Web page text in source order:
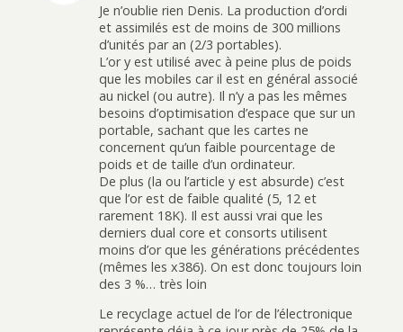
Je n’oublie rien Denis. La production d’ordi
et assimilés est de moins de 300 millions
d’unités par an (2/3 portables).
L’or y est utilisé avec à peine plus de poids
que les mobiles car il est en général associé
au nickel (ou autre). Il n’y a pas les mêmes
besoins d’optimisation d’espace que sur un
portable, sachant que les cartes ne
concernent qu’un faible pourcentage de
poids et de taille d’un ordinateur.
De plus (la ou l’article y est absurde) c’est
que l’or est de faible qualité (5, 12 et
rarement 18K). Il est aussi vrai que les
derniers dual core et consorts utilisent
moins d’or que les générations précédentes
(mêmes les x386). On est donc toujours loin
des 3 %… très loin
Le recyclage actuel de l’or de l’électronique